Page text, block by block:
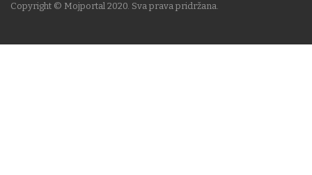
Copyright © Mojportal 2020. Sva prava pridržana.